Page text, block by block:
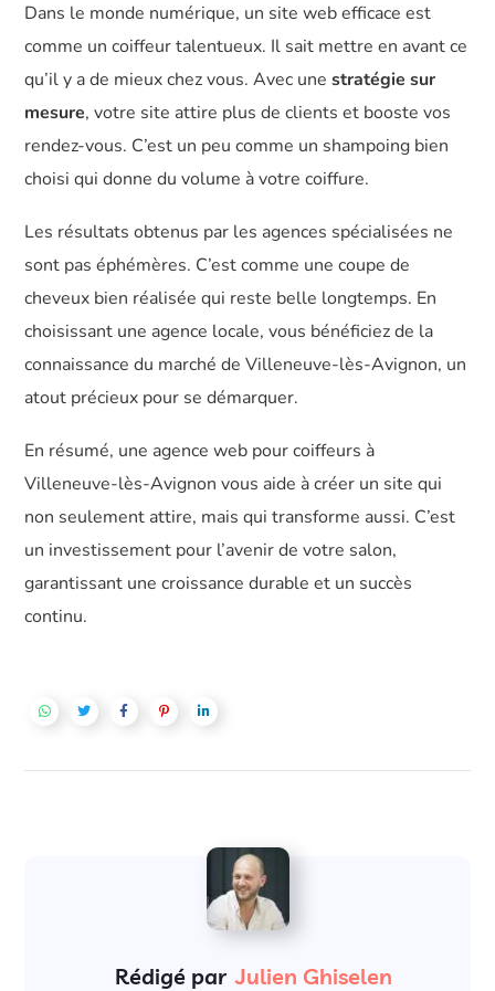
Dans le monde numérique, un site web efficace est
comme un coiffeur talentueux. Il sait mettre en avant ce
qu’il y a de mieux chez vous. Avec unestratégie sur
mesure, votre site attire plus de clients et booste vos
rendez-vous. C’est un peu comme un shampoing bien
choisi qui donne du volume à votre coiffure.
Les résultats obtenus par les agences spécialisées ne
sont pas éphémères. C’est comme une coupe de
cheveux bien réalisée qui reste belle longtemps. En
choisissant une agence locale, vous bénéficiez de la
connaissance du marché de Villeneuve-lès-Avignon, un
atout précieux pour se démarquer.
En résumé, une agence web pour coiffeurs à
Villeneuve-lès-Avignon vous aide à créer un site qui
non seulement attire, mais qui transforme aussi. C’est
un investissement pour l’avenir de votre salon,
garantissant une croissance durable et un succès
continu.
Rédigé par Julien Ghiselen